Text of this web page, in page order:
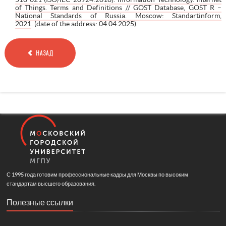
of Things. Terms and Definitions // GOST Database, GOST R –
National Standards of Russia. Moscow: Standartinform,
2021 . (date of the address: 04.04.2025).
НАЗАД
С 1995 года готовим профессиональные кадры для Москвы по высоким
стандартам высшего образования.
Полезные ссылки